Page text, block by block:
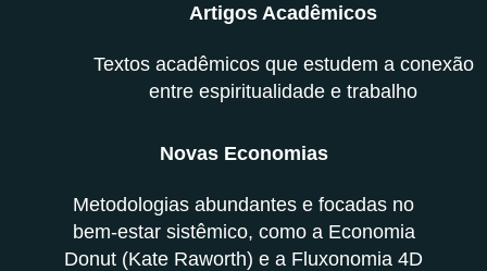
Artigos Acadêmicos
Textos acadêmicos que estudem a conexão
entre espiritualidade e trabalho
Novas Economias
Metodologias abundantes e focadas no
bem-estar sistêmico, como a Economia
Donut (Kate Raworth) e a Fluxonomia 4D